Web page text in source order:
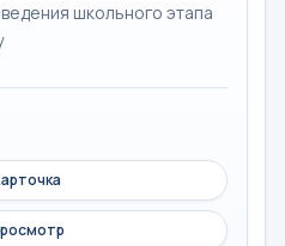
школьного этапа